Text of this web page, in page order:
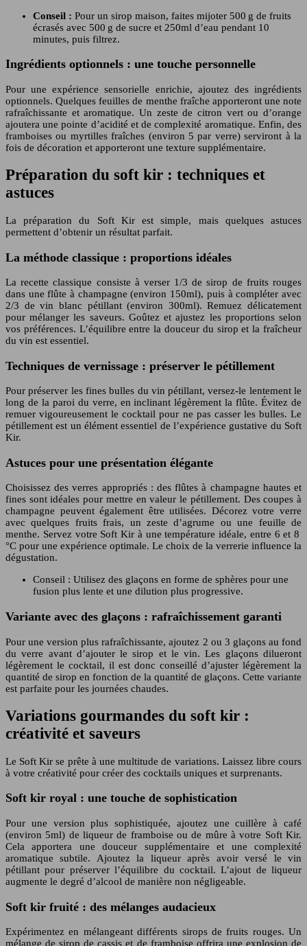
Conseil : Pour un sirop maison, faites mijoter 500 g de fruits
écrasés avec 500 g de sucre et 250ml d’eau pendant 10
minutes, puis filtrez.
Ingrédients optionnels : une touche personnelle
Pour une expérience sensorielle enrichie, ajoutez des ingrédients
optionnels. Quelques feuilles de menthe fraîche apporteront une note
rafraîchissante et aromatique. Un zeste de citron vert ou d’orange
ajoutera une pointe d’acidité et de complexité aromatique. Enfin, des
framboises ou myrtilles fraîches (environ 5 par verre) serviront à la
fois de décoration et apporteront une texture supplémentaire.
Préparation du soft kir : techniques et
astuces
La préparation du Soft Kir est simple, mais quelques astuces
permettent d’obtenir un résultat parfait.
La méthode classique : proportions idéales
La recette classique consiste à verser 1/3 de sirop de fruits rouges
dans une flûte à champagne (environ 150ml), puis à compléter avec
2/3 de vin blanc pétillant (environ 300ml). Remuez délicatement
pour mélanger les saveurs. Goûtez et ajustez les proportions selon
vos préférences. L’équilibre entre la douceur du sirop et la fraîcheur
du vin est essentiel.
Techniques de vernissage : préserver le pétillement
Pour préserver les fines bulles du vin pétillant, versez-le lentement le
long de la paroi du verre, en inclinant légèrement la flûte. Évitez de
remuer vigoureusement le cocktail pour ne pas casser les bulles. Le
pétillement est un élément essentiel de l’expérience gustative du Soft
Kir.
Astuces pour une présentation élégante
Choisissez des verres appropriés : des flûtes à champagne hautes et
fines sont idéales pour mettre en valeur le pétillement. Des coupes à
champagne peuvent également être utilisées. Décorez votre verre
avec quelques fruits frais, un zeste d’agrume ou une feuille de
menthe. Servez votre Soft Kir à une température idéale, entre 6 et 8
°C pour une expérience optimale. Le choix de la verrerie influence la
dégustation.
Conseil : Utilisez des glaçons en forme de sphères pour une
fusion plus lente et une dilution plus progressive.
Variante avec des glaçons : rafraîchissement garanti
Pour une version plus rafraîchissante, ajoutez 2 ou 3 glaçons au fond
du verre avant d’ajouter le sirop et le vin. Les glaçons dilueront
légèrement le cocktail, il est donc conseillé d’ajuster légèrement la
quantité de sirop en fonction de la quantité de glaçons. Cette variante
est parfaite pour les journées chaudes.
Variations gourmandes du soft kir :
créativité et saveurs
Le Soft Kir se prête à une multitude de variations. Laissez libre cours
à votre créativité pour créer des cocktails uniques et surprenants.
Soft kir royal : une touche de sophistication
Pour une version plus sophistiquée, ajoutez une cuillère à café
(environ 5ml) de liqueur de framboise ou de mûre à votre Soft Kir.
Cela apportera une douceur supplémentaire et une complexité
aromatique subtile. Ajoutez la liqueur après avoir versé le vin
pétillant pour préserver l’équilibre du cocktail. L’ajout de liqueur
augmente le degré d’alcool de manière non négligeable.
Soft kir fruité : des mélanges audacieux
Expérimentez en mélangeant différents sirops de fruits rouges. Un
mélange de sirop de cassis et de framboise offrira une explosion de